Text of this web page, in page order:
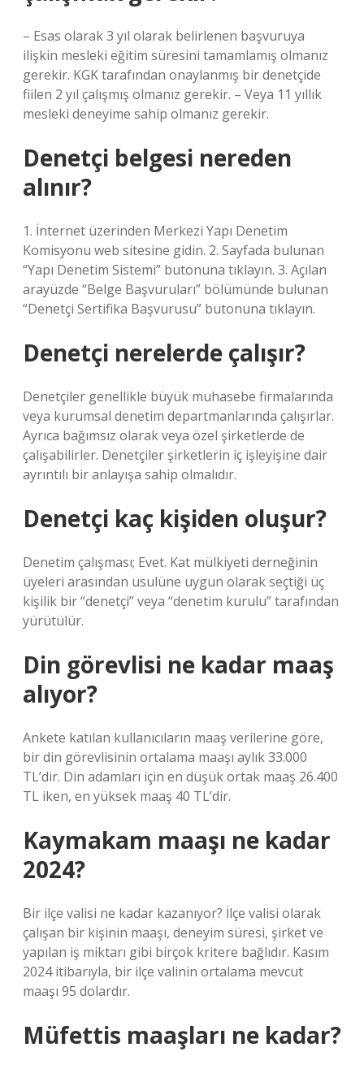
– Esas olarak 3 yıl olarak belirlenen başvuruya
ilişkin mesleki eğitim süresini tamamlamış olmanız
gerekir. KGK tarafından onaylanmış bir denetçide
fiilen 2 yıl çalışmış olmanız gerekir. – Veya 11 yıllık
mesleki deneyime sahip olmanız gerekir.
Denetçi belgesi nereden
alınır?
1. İnternet üzerinden Merkezi Yapı Denetim
Komisyonu web sitesine gidin. 2. Sayfada bulunan
“Yapı Denetim Sistemi” butonuna tıklayın. 3. Açılan
arayüzde “Belge Başvuruları” bölümünde bulunan
“Denetçi Sertifika Başvurusu” butonuna tıklayın.
Denetçi nerelerde çalışır?
Denetçiler genellikle büyük muhasebe firmalarında
veya kurumsal denetim departmanlarında çalışırlar.
Ayrıca bağımsız olarak veya özel şirketlerde de
çalışabilirler. Denetçiler şirketlerin iç işleyişine dair
ayrıntılı bir anlayışa sahip olmalıdır.
Denetçi kaç kişiden oluşur?
Denetim çalışması; Evet. Kat mülkiyeti derneğinin
üyeleri arasından usulüne uygun olarak seçtiği üç
kişilik bir “denetçi” veya “denetim kurulu” tarafından
yürütülür.
Din görevlisi ne kadar maaş
alıyor?
Ankete katılan kullanıcıların maaş verilerine göre,
bir din görevlisinin ortalama maaşı aylık 33.000
TL’dir. Din adamları için en düşük ortak maaş 26.400
TL iken, en yüksek maaş 40 TL’dir.
Kaymakam maaşı ne kadar
2024?
Bir ilçe valisi ne kadar kazanıyor? İlçe valisi olarak
çalışan bir kişinin maaşı, deneyim süresi, şirket ve
yapılan iş miktarı gibi birçok kritere bağlıdır. Kasım
2024 itibarıyla, bir ilçe valinin ortalama mevcut
maaşı 95 dolardır.
Müfettis maaşları ne kadar?